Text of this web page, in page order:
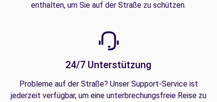
enthalten, um Sie auf der Straße zu schützen.
24/7 Unterstützung
Probleme auf der Straße? Unser Support-Service ist
jederzeit verfügbar, um eine unterbrechungsfreie Reise zu